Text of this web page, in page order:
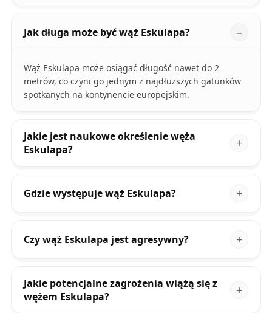
Jak długa może być wąż Eskulapa?
Wąż Eskulapa może osiągać długość nawet do 2
metrów, co czyni go jednym z najdłuższych gatunków
spotkanych na kontynencie europejskim.
Jakie jest naukowe określenie węża
Eskulapa?
Gdzie występuje wąż Eskulapa?
Czy wąż Eskulapa jest agresywny?
Jakie potencjalne zagrożenia wiążą się z
wężem Eskulapa?